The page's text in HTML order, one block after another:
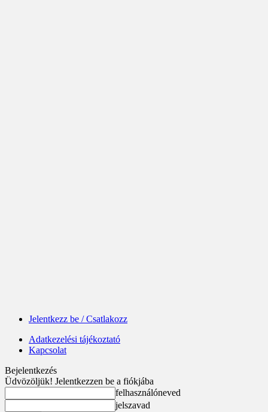
Jelentkezz be / Csatlakozz
Adatkezelési tájékoztató
Kapcsolat
Bejelentkezés
Üdvözöljük! Jelentkezzen be a fiókjába
felhasználóneved
jelszavad